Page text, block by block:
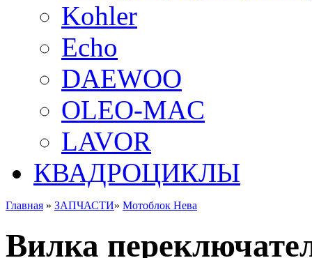
Kohler
Echo
DAEWOO
OLEO-MAC
LAVOR
КВАДРОЦИКЛЫ
Главная » ЗАПЧАСТИ» Мотоблок Нева
Вилка